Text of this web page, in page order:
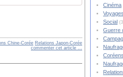
Chine-Corée Relations Japon-Corée
commenter cet article …
Cinéma
Voyages
Social
Guerre